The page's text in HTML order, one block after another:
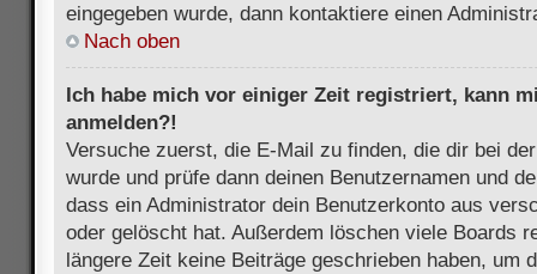
eingegeben wurde, dann kontaktiere einen
Nach oben
Ich habe mich vor einiger Zeit registriert, kann
anmelden?!
Versuche zuerst, die E-Mail zu finden, die dir bei
wurde und prüfe dann deinen Benutzernamen und
dass ein Administrator dein Benutzerkonto aus
oder gelöscht hat. Außerdem löschen viele Boards
längere Zeit keine Beiträge geschrieben haben, um